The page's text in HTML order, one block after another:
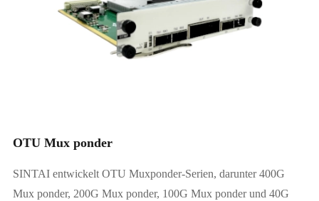
400G Mux ponder (CFP2)
200G Mux ponder
OTU Mux ponder
SINTAI entwickelt OTU Muxponder-Serien, darunter 400G
Mux ponder, 200G Mux ponder, 100G Mux ponder und 40G